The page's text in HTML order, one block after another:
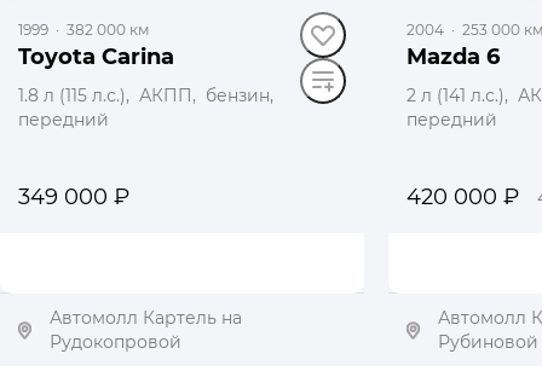
1999 · 382 000 км
Toyota Carina
1.8 л (115 л.с.), АКПП, бензин,
передний
349 000 ₽
Автомолл Картель на
Рудокопровой
2004 · 253 000
Mazda 6
2 л (141 л.с.),
передний
420 000 ₽
Автомолл
Рубиновой